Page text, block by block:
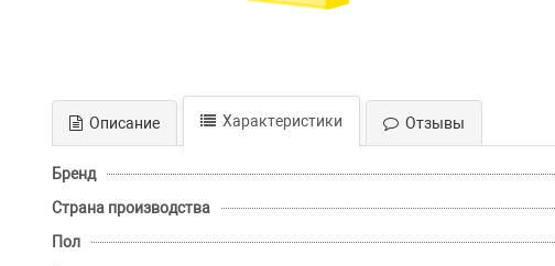
Описание Характеристики Отзывы
Бренд
Страна производства
Пол